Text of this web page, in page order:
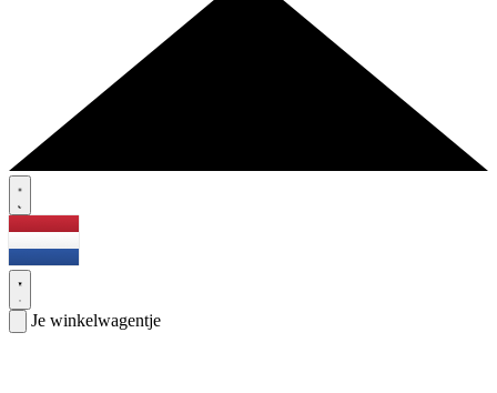
Je winkelwagentje